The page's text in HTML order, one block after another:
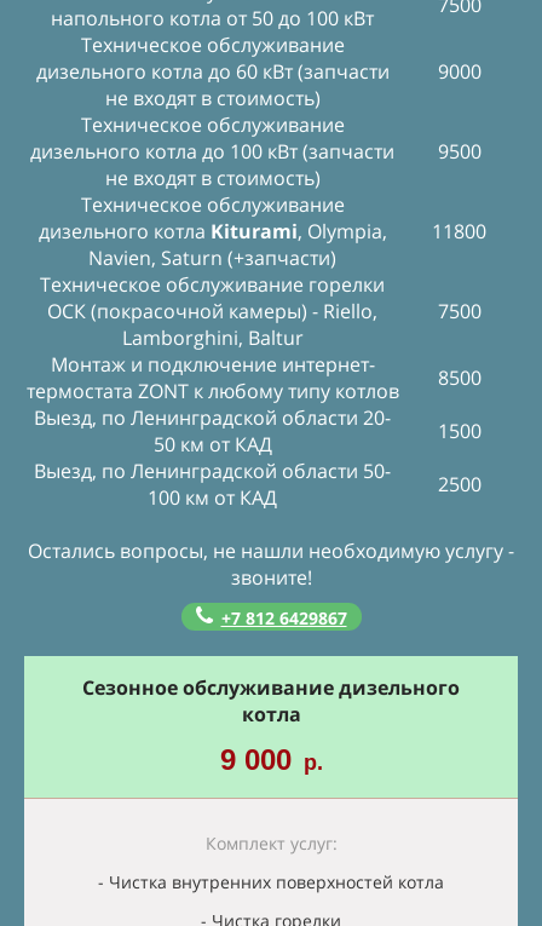
напольного котла от 50 до 100 кВт
Техническое обслуживание
дизельного котла до 60 кВт (запчасти
не входят в стоимость)
9000
Техническое обслуживание
дизельного котла до 100 кВт (запчасти
не входят в стоимость)
9500
Техническое обслуживание
дизельного котла Kiturami, Olympia,
Navien, Saturn (+запчасти)
11800
Техническое обслуживание горелки
ОСК (покрасочной камеры) - Riello,
Lamborghini, Baltur
7500
Монтаж и подключение интернет-
термостата ZONT к любому типу котлов
8500
Выезд, по Ленинградской области 20-
50 км от КАД
1500
Выезд, по Ленинградской области 50-
100 км от КАД
2500
Остались вопросы, не нашли необходимую услугу -
звоните!
+7 812 6429867
Сезонное обслуживание дизельного
котла
9 000р.
Комплект услуг:
- Чистка внутренних поверхностей котла
- Чистка горелки